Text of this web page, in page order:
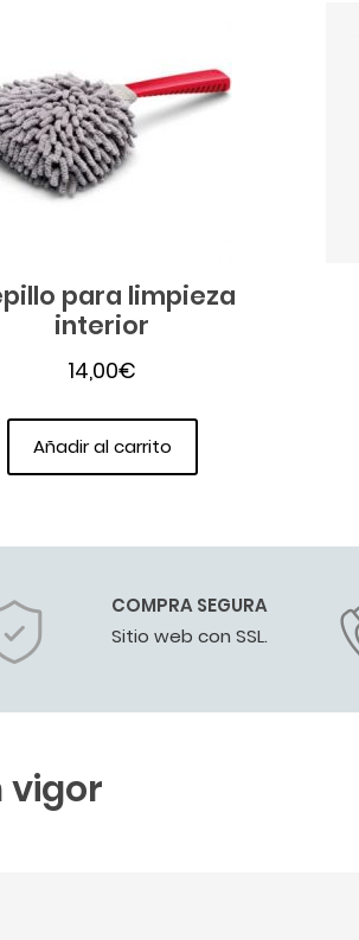
para limpieza
interior
14,00€
Añadir al carrito
COMPRA SEGURA
Sitio web con SSL.
vigor